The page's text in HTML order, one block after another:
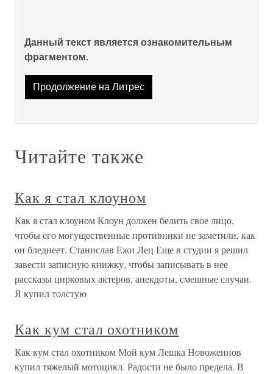
Данный текст является ознакомительным
фрагментом.
Продолжение на Литрес
Читайте также
Как я стал клоуном
Как я стал клоуном Клоун должен белить свое лицо,
чтобы его могущественные противники не заметили, как
он бледнеет. Станислав Ежи Лец Еще в студии я решил
завести записную книжку, чтобы записывать в нее
рассказы цирковых актеров, анекдоты, смешные случаи.
Я купил толстую
Как кум стал охотником
Как кум стал охотником Мой кум Лешка Новоженнов
купил тяжелый мотоцикл. Радости не было предела. В